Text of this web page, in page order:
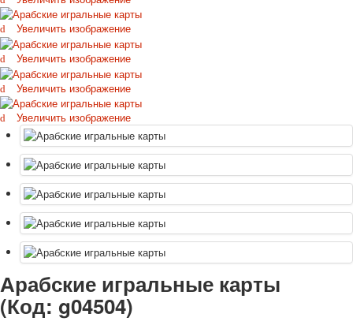
Октябрьская революция
С рождеством
Пасха
9 мая - день победы
Разные пожелания
1 сентября школа
Приглашение
Новости
Новости карточных колод
Новости открыток
О сайте
Ссылки
Наше видео
доставка
Избранное
Увеличить изображение
Увеличить изображение
Увеличить изображение
Увеличить изображение
Арабские игральные карты
(Код: g04504)